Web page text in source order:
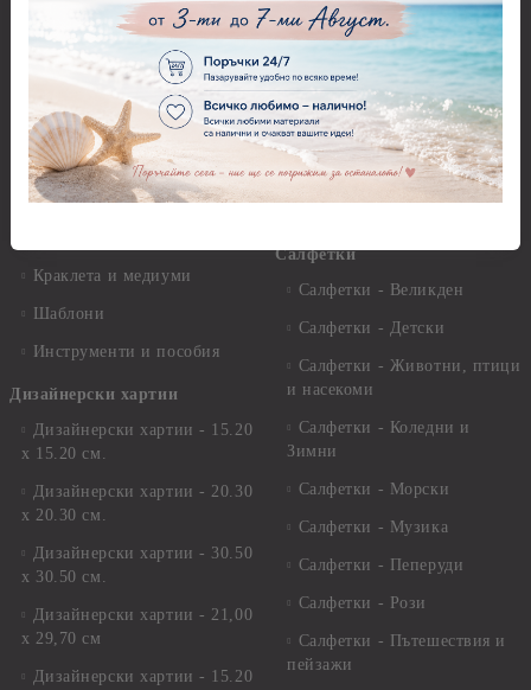
Вакс пасти
Грунд, Основи, Релефни
пасти
Варак, Шлак метал, Фолио,
Пантна
Лакове и защитни покрития
Краклета и медиуми
Шаблони
Инструменти и пособия
Дизайнерски хартии
Дизайнерски хартии - 15.20
х 15.20 см.
Дизайнерски хартии - 20.30
х 20.30 см.
Дизайнерски хартии - 30.50
х 30.50 см.
Дизайнерски хартии - 21,00
х 29,70 см
Дизайнерски хартии - 15.20
Платна за рисуване
Стативи и поставки
Четки и инструменти
Моливи, акварелни
комплекти
Салфетки
Салфетки - Великден
Салфетки - Детски
Салфетки - Животни, птици
и насекоми
Салфетки - Коледни и
Зимни
Салфетки - Морски
Салфетки - Музика
Салфетки - Пеперуди
Салфетки - Рози
Салфетки - Пътешествия и
пейзажи